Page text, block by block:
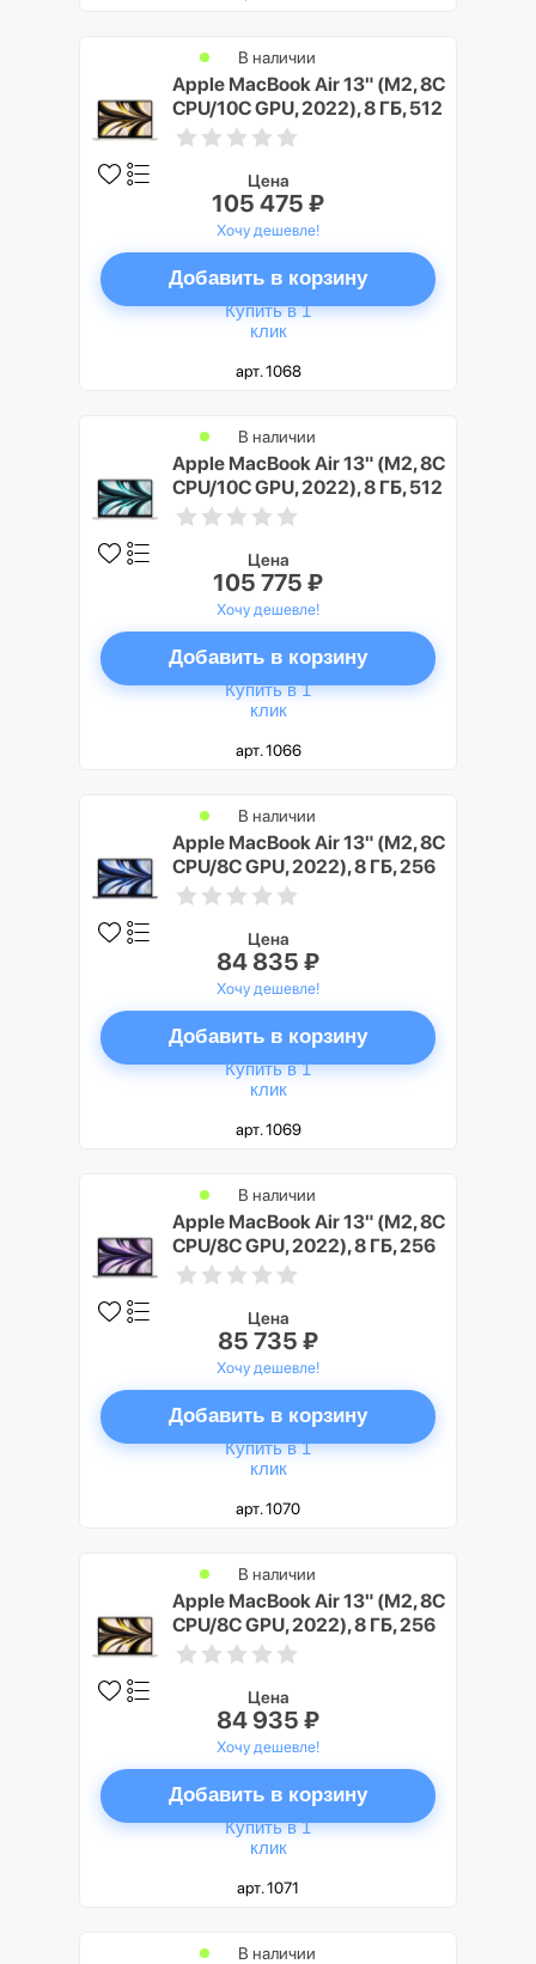
Apple MacBook Air 13" (M2, 8C
CPU/10C GPU, 2022), 8 ГБ, 512
ГБ SSD, «сияющая звезда»
В наличии
Цена
105 475 ₽
Хочу дешевле!
Добавить в корзину
Купить в 1
клик
арт. 1068
Apple MacBook Air 13" (M2, 8C
CPU/10C GPU, 2022), 8 ГБ, 512
ГБ SSD, серебристый
В наличии
Цена
105 775 ₽
Хочу дешевле!
Добавить в корзину
Купить в 1
клик
арт. 1066
Apple MacBook Air 13" (M2, 8C
CPU/8C GPU, 2022), 8 ГБ, 256
ГБ SSD, «полуночный
В наличии
Цена
84 835 ₽
Хочу дешевле!
Добавить в корзину
Купить в 1
клик
арт. 1069
Apple MacBook Air 13" (M2, 8C
CPU/8C GPU, 2022), 8 ГБ, 256
ГБ SSD, «серый космос»
В наличии
Цена
85 735 ₽
Хочу дешевле!
Добавить в корзину
Купить в 1
клик
арт. 1070
Apple MacBook Air 13" (M2, 8C
CPU/8C GPU, 2022), 8 ГБ, 256
ГБ SSD, «сияющая звезда»
В наличии
Цена
84 935 ₽
Хочу дешевле!
Добавить в корзину
Купить в 1
клик
арт. 1071
В наличии